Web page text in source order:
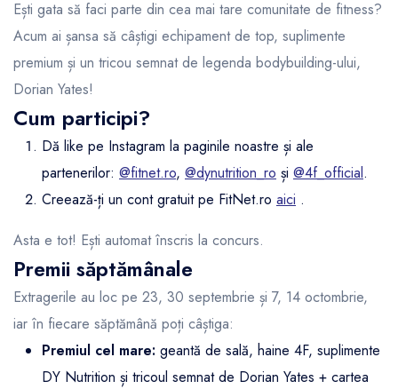
Ești gata să faci parte din cea mai tare comunitate de fitness?
Acum ai șansa să câștigi echipament de top, suplimente
premium și un tricou semnat de legenda bodybuilding-ului,
Dorian Yates!
Cum participi?
Dă like pe Instagram la paginile noastre și ale
partenerilor: @fitnet.ro, @dynutrition_ro și @4f_official.
Creează-ți un cont gratuit pe FitNet.ro aici .
Asta e tot! Ești automat înscris la concurs.
Premii săptămânale
Extragerile au loc pe 23, 30 septembrie și 7, 14 octombrie,
iar în fiecare săptămână poți câștiga:
Premiul cel mare: geantă de sală, haine 4F, suplimente
DY Nutrition și tricoul semnat de Dorian Yates + cartea